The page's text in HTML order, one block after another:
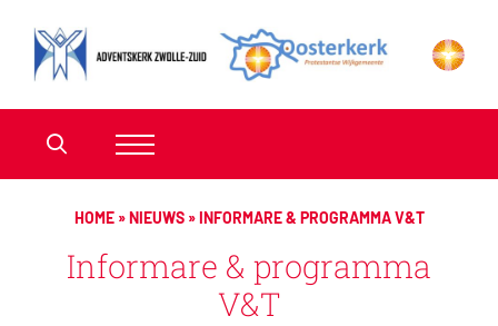
HOME»NIEUWS»INFORMARE & PROGRAMMA V&T
Informare & programma
V&T